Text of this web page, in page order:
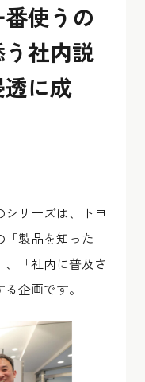
使うの
社内説
に成
シリーズは、トヨ
製品を知った
「社内に普及さ
企画です。